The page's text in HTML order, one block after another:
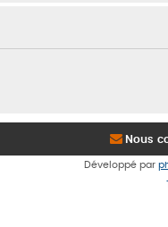
Nous
Développé par